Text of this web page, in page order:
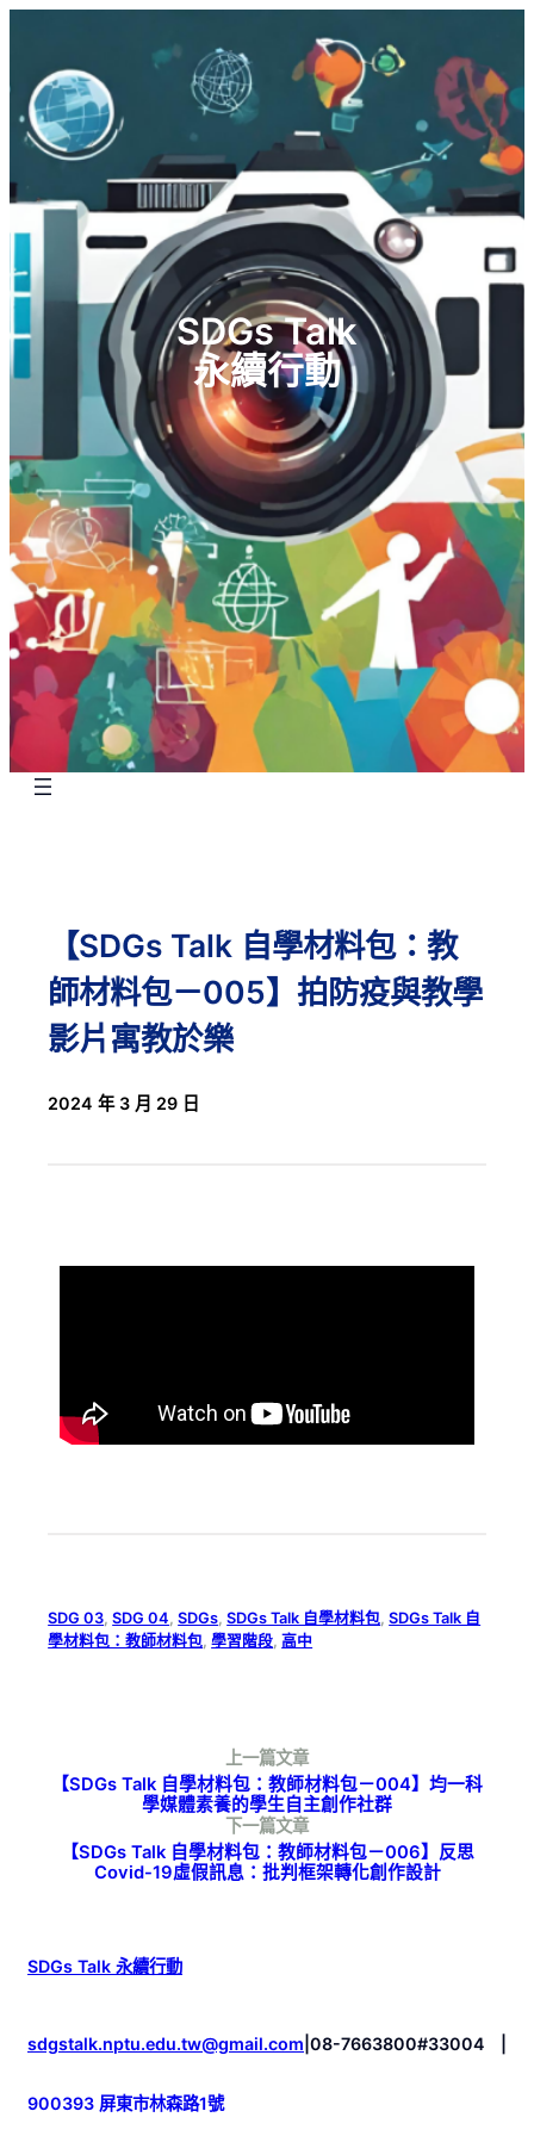
SDGs Talk
永續行動
【SDGs Talk 自學材料包：教
師材料包－005】拍防疫與教學
影片寓教於樂
2024 年 3 月 29 日
SDG 03 , SDG 04 , SDGs , SDGs Talk 自學材料包 , SDGs Talk 自
學材料包：教師材料包 , 學習階段 , 高中
上一篇文章
【SDGs Talk 自學材料包：教師材料包－004】均一科
學媒體素養的學生自主創作社群
下一篇文章
【SDGs Talk 自學材料包：教師材料包－006】反思
Covid-19虛假訊息：批判框架轉化創作設計
SDGs Talk 永續行動
sdgstalk.nptu.edu.tw@gmail.com 08-7663800#33004
900393 屏東市林森路1號